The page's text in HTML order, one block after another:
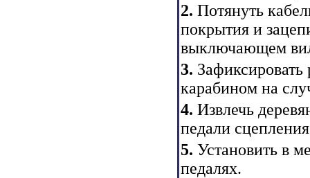
2. Потянуть
покрытия и
выключающем
3.
карабином на
4. Извлечь
педали
5. Установить в
педалях.